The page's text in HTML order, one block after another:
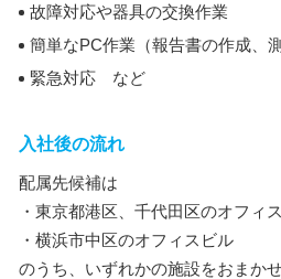
故障対応や器具の交換作業
簡単なPC作業（報告書の作成、
緊急対応 など
入社後の流れ
配属先候補は
・東京都港区、千代田区のオフィ
・横浜市中区のオフィスビル
のうち、いずれかの施設をおまかせ